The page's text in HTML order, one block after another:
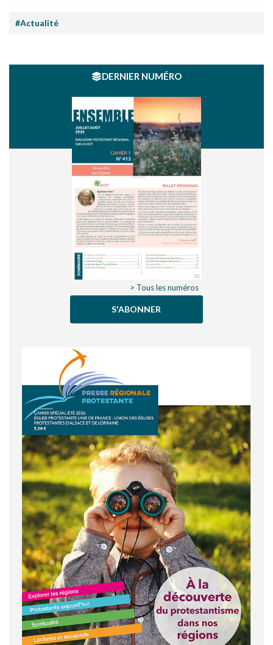
#Actualité
DERNIER NUMÉRO
> Tous les numéros
S'ABONNER